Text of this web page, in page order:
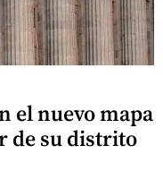
el nuevo mapa
de su distrito